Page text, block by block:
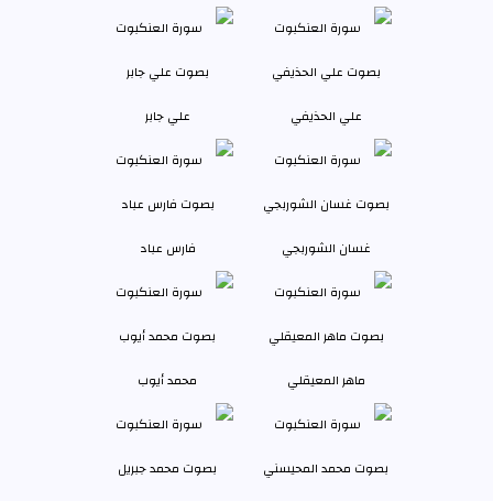
علي الحذيفي علي جابر
غسان الشوربجي فارس عباد
ماهر المعيقلي محمد أيوب